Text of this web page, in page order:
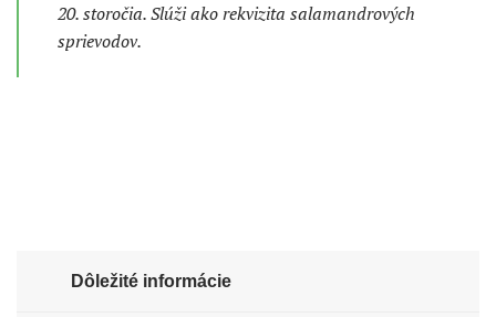
20. storočia. Slúži ako rekvizita salamandrových
sprievodov.
Dôležité informácie